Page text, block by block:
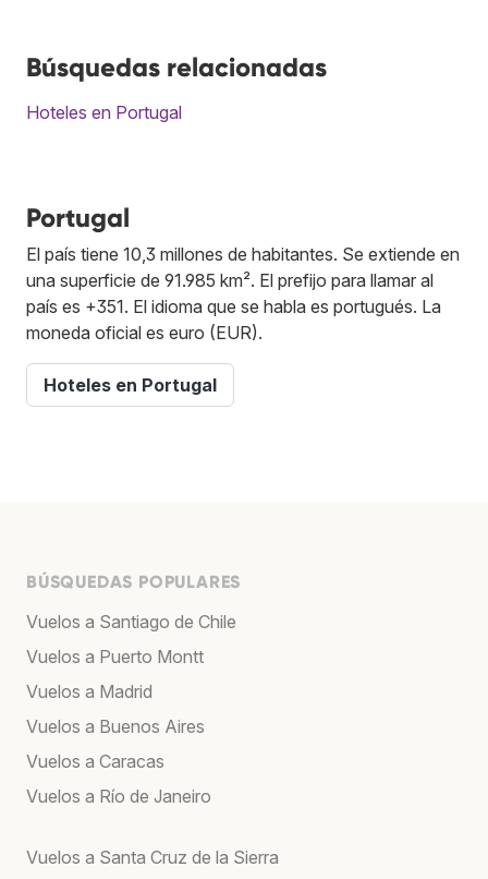
Búsquedas relacionadas
Hoteles en Portugal
Portugal
El país tiene 10,3 millones de habitantes. Se extiende en
una superficie de 91.985 km². El prefijo para llamar al
país es +351. El idioma que se habla es portugués. La
moneda oficial es euro (EUR).
Hoteles en Portugal
BÚSQUEDAS POPULARES
Vuelos a Santiago de Chile
Vuelos a Puerto Montt
Vuelos a Madrid
Vuelos a Buenos Aires
Vuelos a Caracas
Vuelos a Río de Janeiro
Vuelos a Santa Cruz de la Sierra